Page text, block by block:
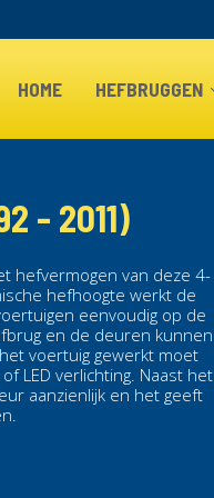
HOME HEFBRUGGEN
- 2011)
hefvermogen van deze 4-
hefhoogte werkt de
eenvoudig op de
en de deuren kunnen
voertuig gewerkt moet
LED verlichting. Naast het
aanzienlijk en het geeft